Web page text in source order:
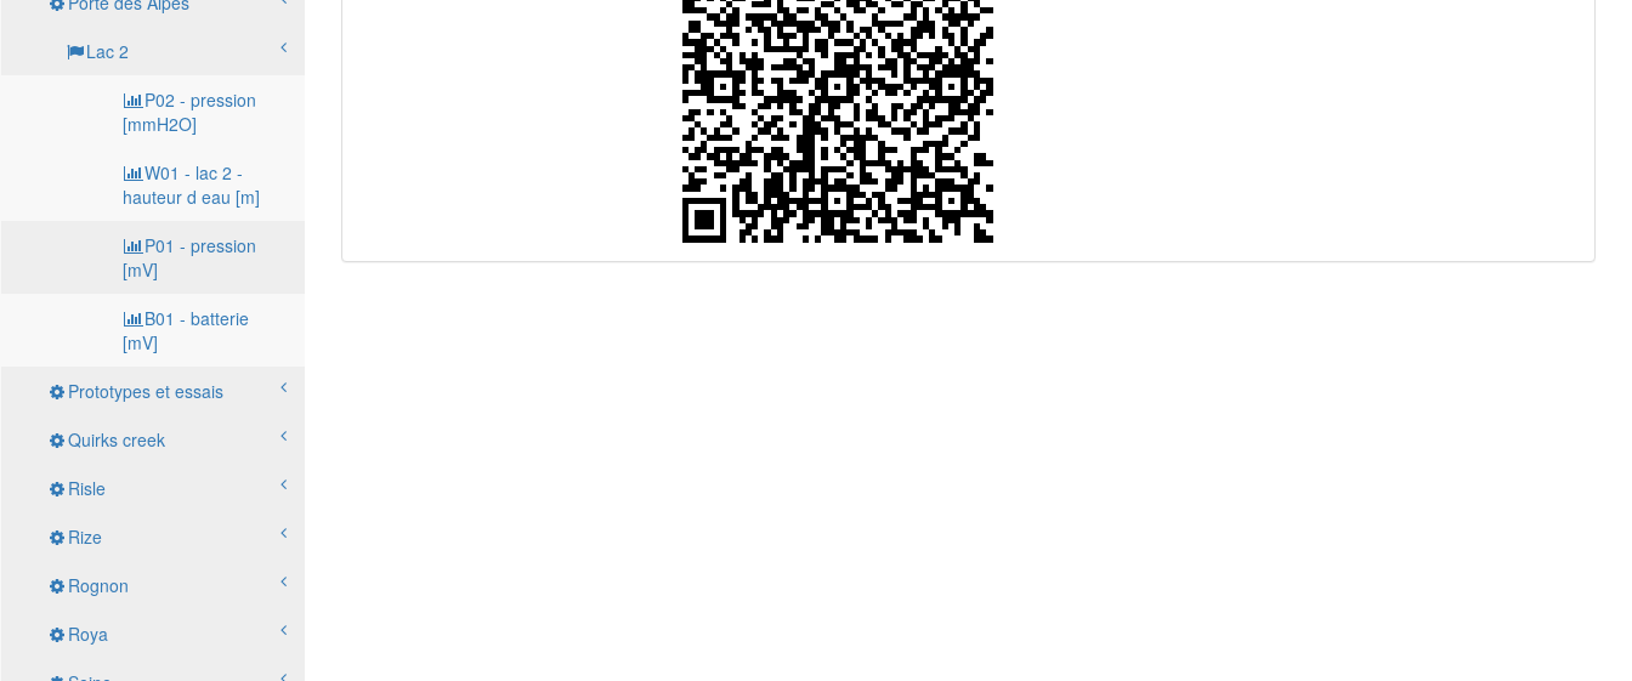
Lac 2
P02 - pression
[mmH2O]
W01 - lac 2 -
hauteur d eau [m]
P01 - pression
[mV]
B01 - batterie
[mV]
Prototypes et essais
Quirks creek
Risle
Rize
Rognon
Roya